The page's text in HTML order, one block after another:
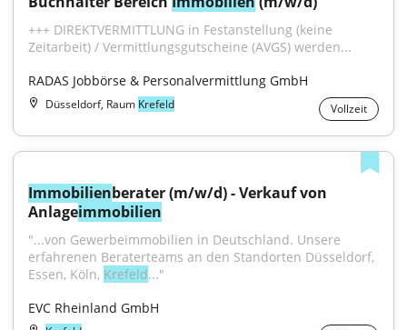
+++ DIREKTVERMITTLUNG in Festanstellung (keine
Zeitarbeit) / Vermittlungsgutscheine (AVGS) werden...
RADAS Jobbörse & Personalvermittlung GmbH
Düsseldorf, Raum Krefeld Vollzeit
Immobilienberater (m/w/d) - Verkauf von
Anlageimmobilien
"...von Gewerbeimmobilien in Deutschland. Unsere
erfahrenen Beraterteams an den Standorten Düsseldorf,
Essen, Köln, Krefeld..."
EVC Rheinland GmbH